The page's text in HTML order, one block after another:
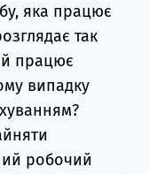
яка працює
так
працює
випадку
робочий